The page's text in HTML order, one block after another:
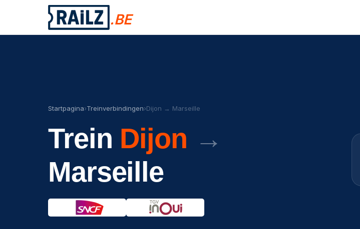
.BE
Startpagina›Treinverbindingen›Dijon → Marseille
Trein Dijon →
Marseille